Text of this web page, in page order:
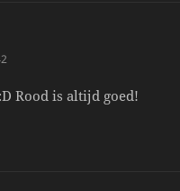
Rood is altijd goed!